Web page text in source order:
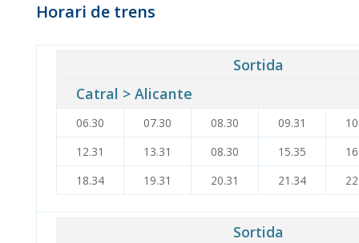
Horari de trens
Sortida
Catral > Alicante
06.30 07.30 08.30 09.31
12.31
13.31 08.30 15.35
18.34
19.31 20.31 21.34
Sortida